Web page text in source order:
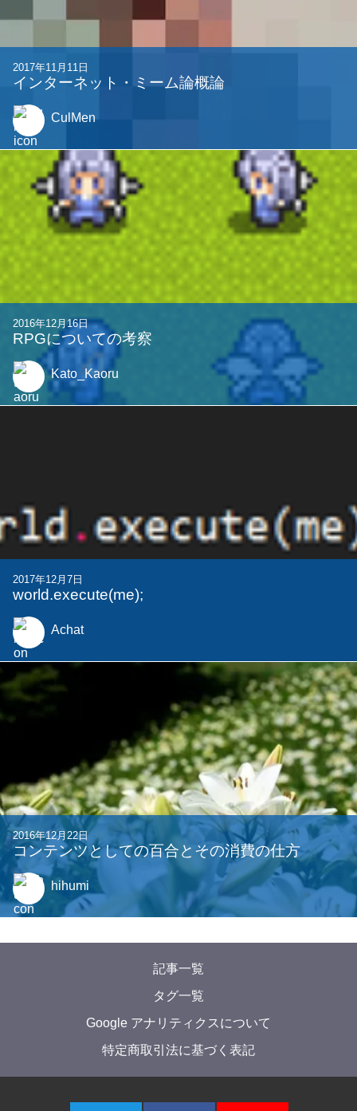
2017年11月11日
インターネット・ミーム論概論
CulMen
2016年12月16日
RPGについての考察
Kato_Kaoru
2017年12月7日
world.execute(me);
Achat
2016年12月22日
コンテンツとしての百合とその消費の仕方
hihumi
記事一覧
タグ一覧
Google アナリティクスについて
特定商取引法に基づく表記